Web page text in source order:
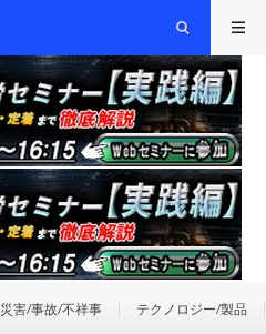
災害/事故/不祥事 テクノロジー/製品